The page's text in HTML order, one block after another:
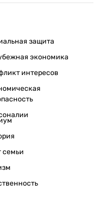
защита
экономика
интересов
семьи